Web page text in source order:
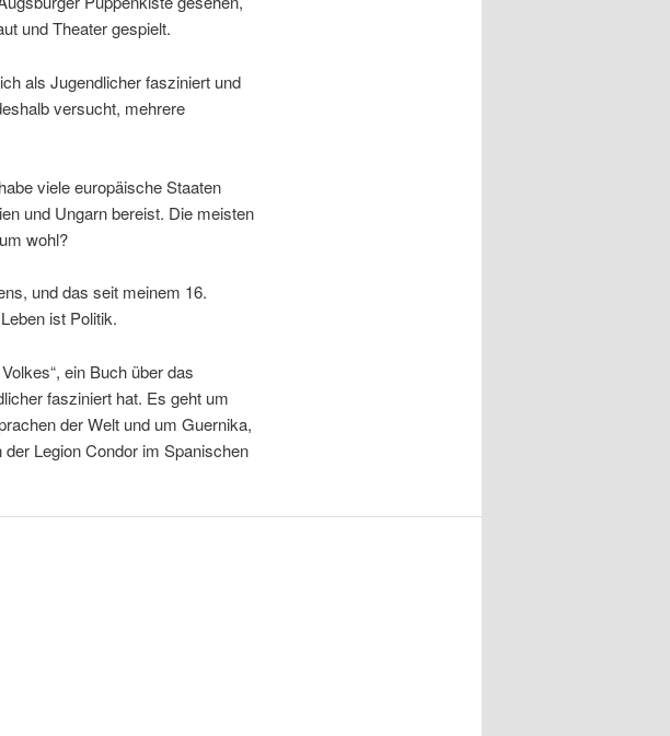
und Theater gespielt.
als Jugendlicher fasziniert und
versucht, mehrere
viele europäische Staaten
und Ungarn bereist. Die meisten
wohl?
und das seit meinem 16.
ist Politik.
ein Buch über das
fasziniert hat. Es geht um
der Welt und um Guernika,
Legion Condor im Spanischen